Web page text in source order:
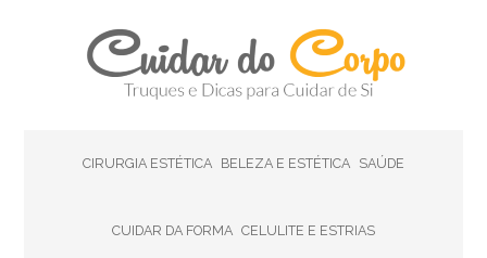
CIRURGIA ESTÉTICA BELEZA E ESTÉTICA SAÚDE
CUIDAR DA FORMA CELULITE E ESTRIAS